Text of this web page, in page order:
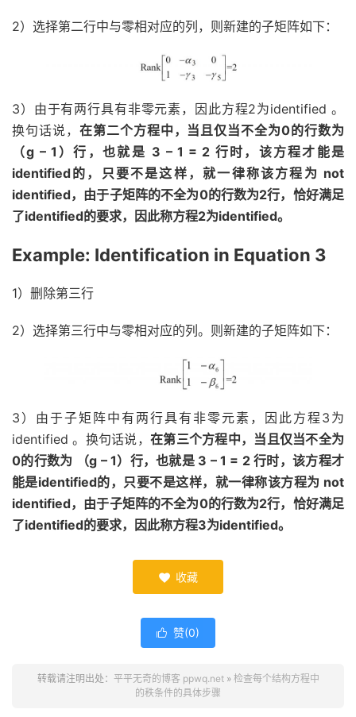
2）选择第二行中与零相对应的列，则新建的子矩阵如下：
3）由于有两行具有非零元素，因此方程2为identified 。
换句话说， 在第二个方程中，当且仅当不全为0的行数为
（g – 1）行，也就是 3 – 1 = 2 行时，该方程才能是
identified的，只要不是这样，就一律称该方程为 not
identified，由于子矩阵的不全为0的行数为2行，恰好满足
了identified的要求，因此称方程2为identified。
Example: Identification in Equation 3
1）删除第三行
2）选择第三行中与零相对应的列。则新建的子矩阵如下：
3）由于子矩阵中有两行具有非零元素，因此方程3为
identified 。换句话说， 在第三个方程中，当且仅当不全为
0的行数为 （g – 1）行，也就是 3 – 1 = 2 行时，该方程才
能是identified的，只要不是这样，就一律称该方程为 not
identified，由于子矩阵的不全为0的行数为2行，恰好满足
了identified的要求，因此称方程3为identified。
 收藏
 赞(0)
转载请注明出处： 平平无奇的博客 ppwq.net» 检查每个结构方程中
的秩条件的具体步骤